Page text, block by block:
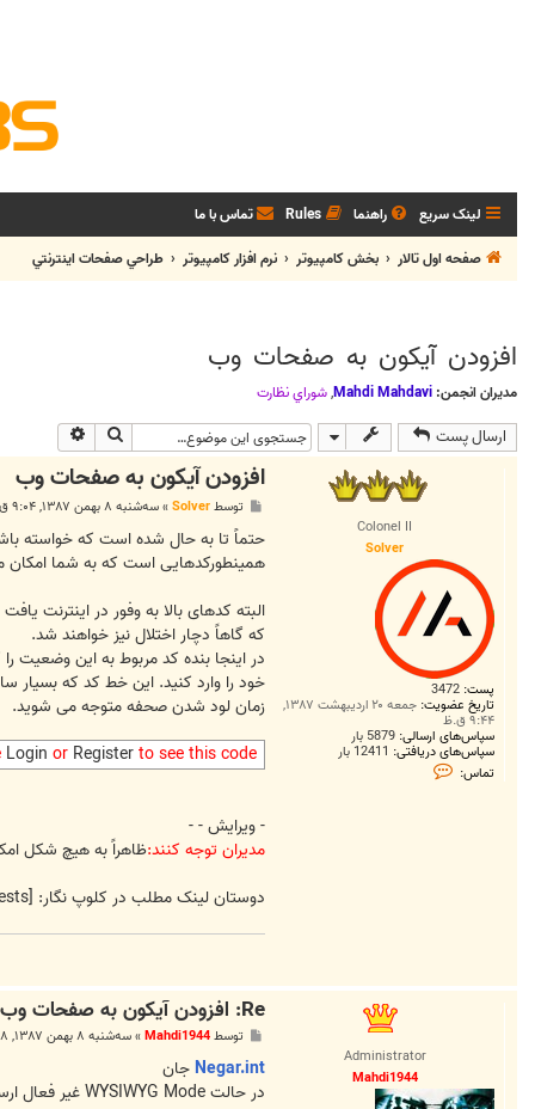
لینک سریع راهنما Rules
تماس با ما
صفحه اول تالار
بخش كامپيوتر نرم افزار كامپيوتر طراحي صفحات اينترنتي
افزودن آیکون به صفحات وب
مدیران انجمن: Mahdi Mahdavi
,شوراي نظارت
ارسال پست جستجو
Colonel II
Solver
پست: 3472
تاریخ عضویت: جمعه ۲۰ اردیبهشت ۱۳۸۷,
۹:۴۴ ق.ظ
سپاس‌های ارسالی: 5879 بار
سپاس‌های دریافتی: 12411 بار
تماس:
ت
افزودن آیکون به صفحات وب
ت
توسطSolver
»سه‌شنبه ۸ بهمن ۱۳۸۷, ۹:۰۴ ق.ظ
حتماً تا به حال شده است که خواسته
همینطورکدهایی است که به شما
البته کدهای بالا به وفور در اینترنت
که گاهاً دچار اختلال نیز خواهند شد.
خود را وارد کنید. این خط کد که بسیار
زمان لود شدن صحفه متوجه می شوید.
Login or Registerto see this code
- ویرایش - -
مدیران توجه کنند:ظاهراً به هیچ شکل
دوستان لینک مطلب در کلوپ نگار: [External Link Removed for Guests]
Administrator
Mahdi1944
Re: افزودن آیکون به صفحات وب
ت
توسطMahdi1944
»سه‌شنبه ۸ بهمن ۱۳۸۷, ۱۲:۵۸ ب.ظ
Negar.int جان
در حالت WYSIWYG Mode غير فعال ارسال ميکنيد يا در حالت فعال؟